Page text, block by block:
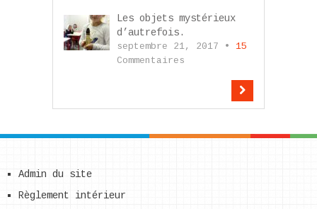
Les objets mystérieux
d’autrefois.
septembre 21, 2017 • 15
Commentaires
Admin du site
Règlement intérieur